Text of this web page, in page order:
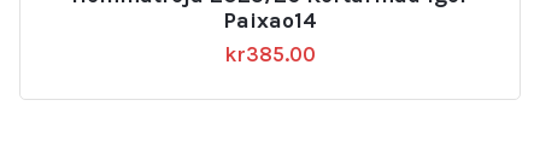
Paixao14
kr385.00